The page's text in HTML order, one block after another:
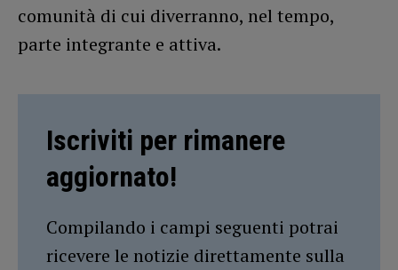
comunità di cui diverranno, nel tempo,
parte integrante e attiva.
Iscriviti per rimanere
aggiornato!
Compilando i campi seguenti potrai
ricevere le notizie direttamente sulla